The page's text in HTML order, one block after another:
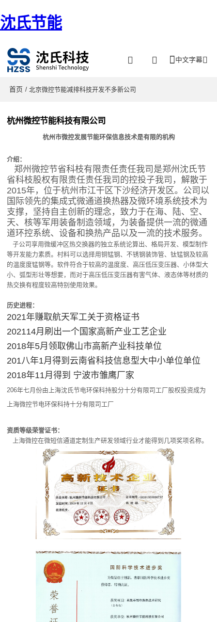
沈氏节能
中文字幕
首页 / 北京微控节能减排科技开发不多新公司
杭州微控节能科技有限公司
杭州市微控发展节能环保信息技术是有限的机构
介绍：
郑州微控节省科枝有限责任责任我司是郑州沈氏节
省科枝股权有限责任责任我司的控投子我司，解散于
2015年，位于杭州市江干区下沙经济开发区。公司以
国际领先的集成式微通道换热器及微环境系统技术为
支撑，坚持自主创新的理念，致力于在海、陆、空、
天、核等军用装备制造领域，为装备提供一流的微通
道环控系统、设备和换热产品以及一流的技术服务。
子公司享用微缓冲区热交换器的独立系统论算出、格局开发、模型制作
等开发能力素质。村料可以选择用铜锰钢、不锈钢装饰管、钛锰钢及较高
的温度度锰钢等。软件符合于较高的温度度、高压低压变压器、小体型大
小、弧型形壮等想要，而对于高压低压变压器有害气体、液态体等材质的
热交换有程度较高特别使用效果。
历史进程：
2021年赚取航天军工关于资格证书
202114月刷出一个国家高新产业工艺企业
2018年5月领取佛山市高新产业科技单位
201八年1月得到云南省科技信息型大中小单位单位
2018年11月得到 宁波市雏鹰厂家
206年七月份由上海沈氏节电环保科持股分十分有限司工厂股权投资成为
上海微控节电环保科持十分有限司工厂
资质等级荣誉证书：
上海微控在微短信通道定制生产研发领域行业才能得到几项奖项名称。